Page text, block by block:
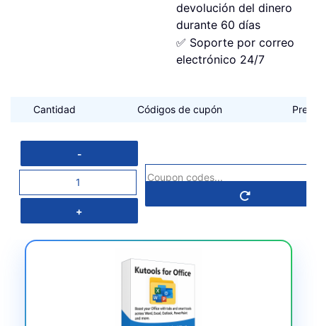
devolución del dinero
durante 60 días
✅ Soporte por correo
electrónico 24/7
Cantidad Códigos de cupón